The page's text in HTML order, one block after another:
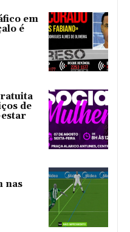
em
é
de
estar
nas